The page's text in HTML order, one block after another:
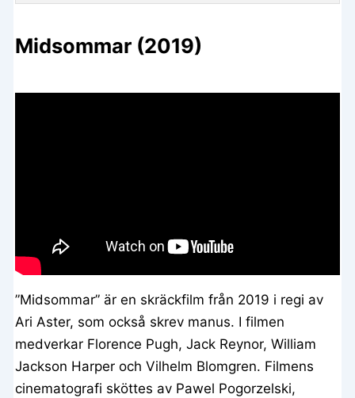
Midsommar (2019)
”Midsommar” är en skräckfilm från 2019 i regi av
Ari Aster, som också skrev manus. I filmen
medverkar Florence Pugh, Jack Reynor, William
Jackson Harper och Vilhelm Blomgren. Filmens
cinematografi sköttes av Pawel Pogorzelski,